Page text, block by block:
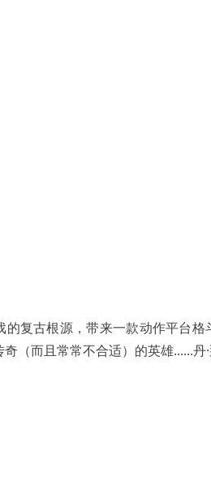
的复古根源，带来一款动作平台
（而且常常不合适）的英雄......丹·